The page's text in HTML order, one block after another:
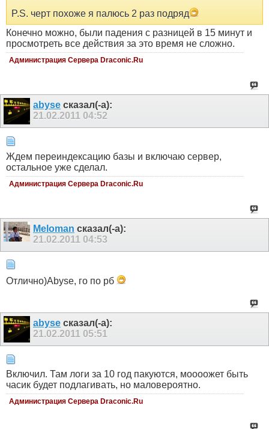
P.S. черт похоже я палюсь 2 раз подряд
Конечно можно, были падения с разницей в 15 минут и
просмотреть все действия за это время не сложно.
Администрация Сервера Draconic.Ru
abyse сказал(-а):
21.02.2011 04:52
Ждем переиндексацию базы и включаю сервер,
остальное уже сделал.
Администрация Сервера Draconic.Ru
Meloman сказал(-а):
21.02.2011 04:53
Отлично)Abyse, го по рб
abyse сказал(-а):
21.02.2011 05:51
Включил. Там логи за 10 год пакуются, моооожет быть
часик будет подлагивать, но маловероятно.
Администрация Сервера Draconic.Ru